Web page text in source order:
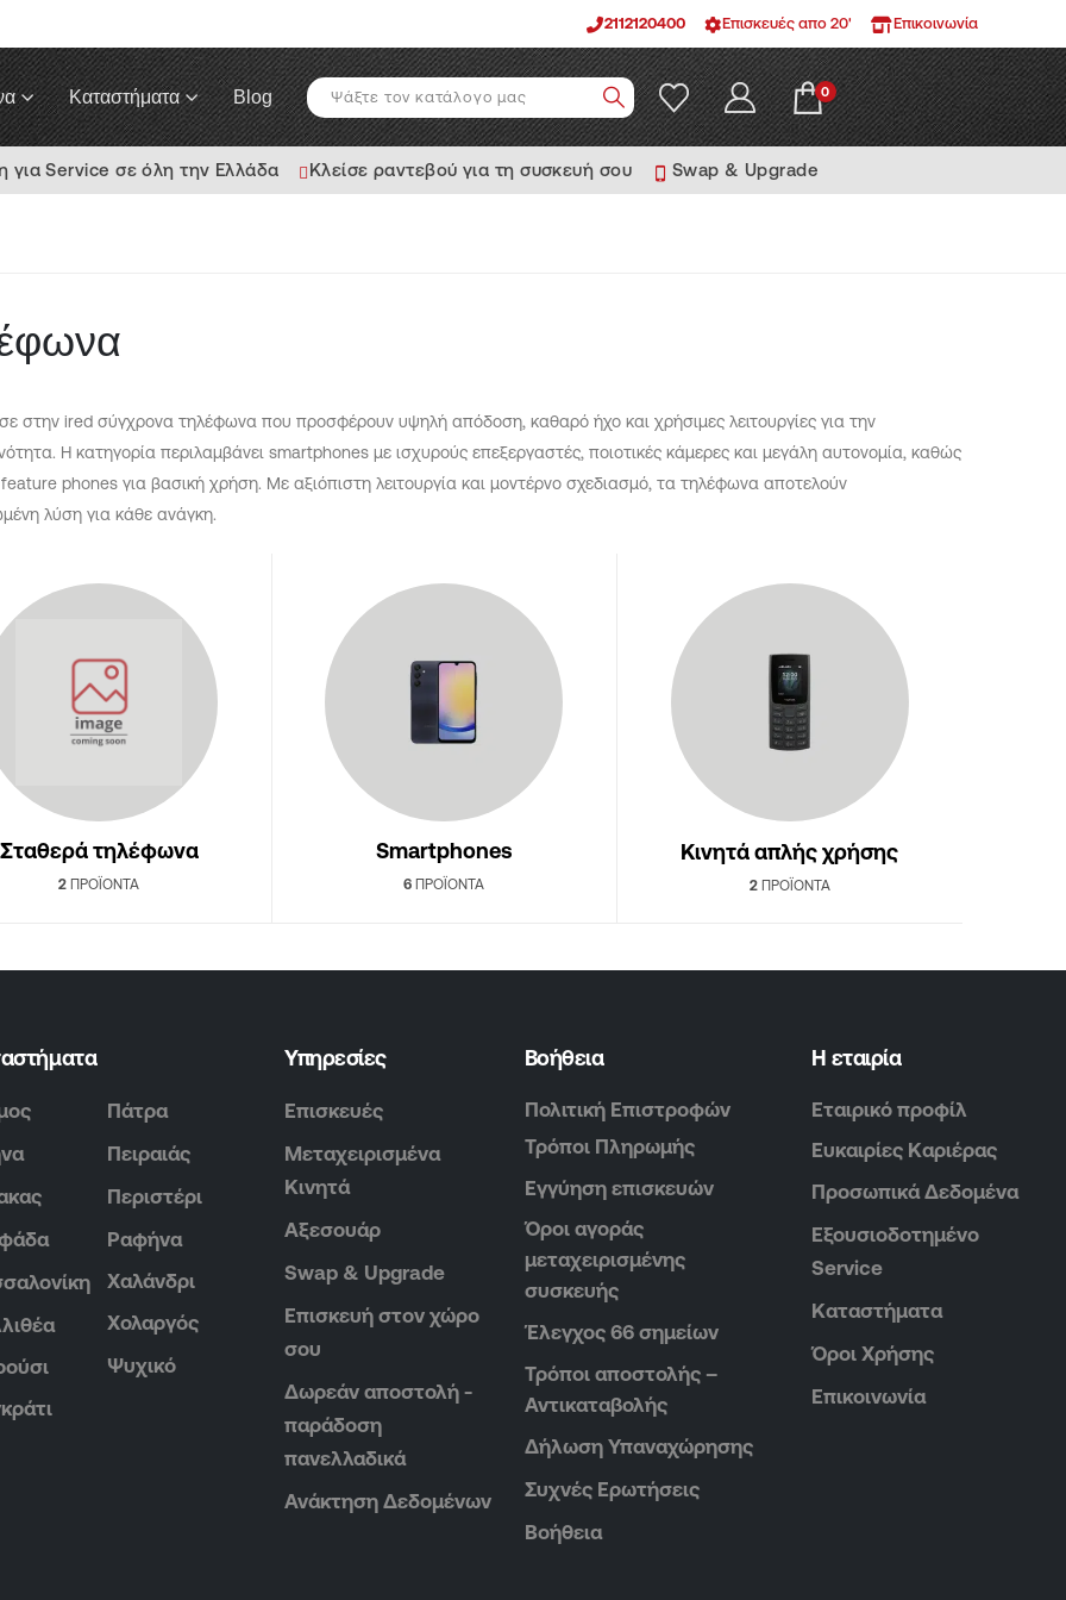
2112120400 Επισκευές απο 20' Επικοινωνία
Καταστήματα Blog 0
Service σε όλη την Ελλάδα Κλείσε ραντεβού για τη συσκευή σου Swap & Upgrade
στην ired σύγχρονα τηλέφωνα που προσφέρουν υψηλή απόδοση, καθαρό ήχο και χρήσιμες λειτουργίες για την
Η κατηγορία περιλαμβάνει smartphones με ισχυρούς επεξεργαστές, ποιοτικές κάμερες και μεγάλη αυτονομία, καθώς
phones για βασική χρήση. Με αξιόπιστη λειτουργία και μοντέρνο σχεδιασμό, τα τηλέφωνα αποτελούν
λύση για κάθε ανάγκη.
Σταθερά τηλέφωνα
2 ΠΡΟΪΌΝΤΑ
Smartphones
6 ΠΡΟΪΌΝΤΑ
Κινητά απλής χρήσης
2ΠΡΟΪΌΝΤΑ
Πάτρα
Πειραιάς
Περιστέρι
Ραφήνα
Χαλάνδρι
Χολαργός
Ψυχικό
Υπηρεσίες
Επισκευές
Μεταχειρισμένα
Κινητά
Αξεσουάρ
Swap & Upgrade
Επισκευή στον χώρο
σου
Δωρεάν αποστολή -
παράδοση
πανελλαδικά
Ανάκτηση Δεδομένων
Βοήθεια
Πολιτική Επιστροφών
Τρόποι Πληρωμής
Εγγύηση επισκευών
Όροι αγοράς
μεταχειρισμένης
συσκευής
Έλεγχος 66 σημείων
Τρόποι αποστολής –
Αντικαταβολής
Δήλωση Υπαναχώρησης
Συχνές Ερωτήσεις
Βοήθεια
Η εταιρία
Εταιρικό προφίλ
Ευκαιρίες Καριέρας
Προσωπικά Δεδομένα
Εξουσιοδοτημένο
Service
Καταστήματα
Όροι Χρήσης
Επικοινωνία